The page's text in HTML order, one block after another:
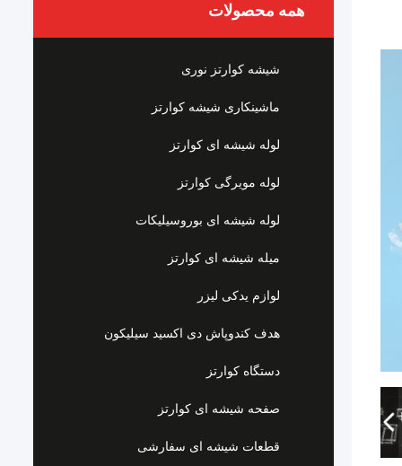
همه محصولات
شیشه کوارتز نوری
ماشینکاری شیشه کوارتز
لوله شیشه ای کوارتز
لوله مویرگی کوارتز
لوله شیشه ای بوروسیلیکات
میله شیشه ای کوارتز
لوازم یدکی لیزر
هدف کندوپاش دی اکسید سیلیکون
دستگاه کوارتز
صفحه شیشه ای کوارتز
قطعات شیشه ای سفارشی